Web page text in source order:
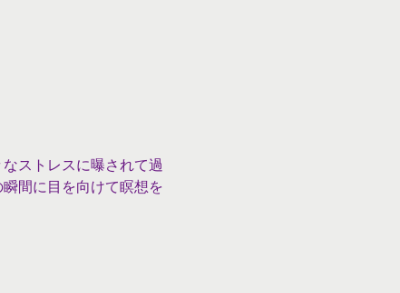
ストレスに曝されて過
間に目を向けて瞑想を